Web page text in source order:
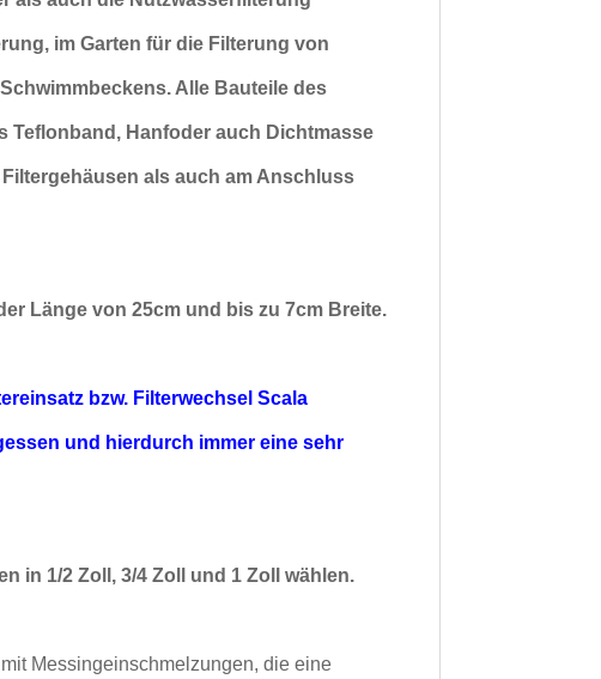
imGarten für die Filterung von
Alle Bauteile des
Teflonband, Hanfoder auch Dichtmasse
als auch am Anschluss
Länge von 25cm und bis zu 7cm Breite.
bzw. Filterwechsel Scala
und hierdurch immer eine sehr
in 1/2 Zoll, 3/4 Zoll und 1 Zoll wählen.
Messingeinschmelzungen, die eine